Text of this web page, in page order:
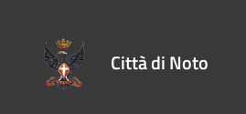
Città di Noto